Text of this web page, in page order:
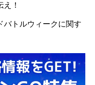
！
バトルウィークに関す